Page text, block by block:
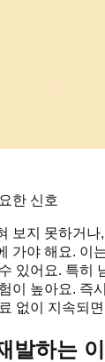
한 신호
보지 못하거나
가야 해요. 이
있어요. 특히
이 높아요. 즉
없이 지속되
발하는